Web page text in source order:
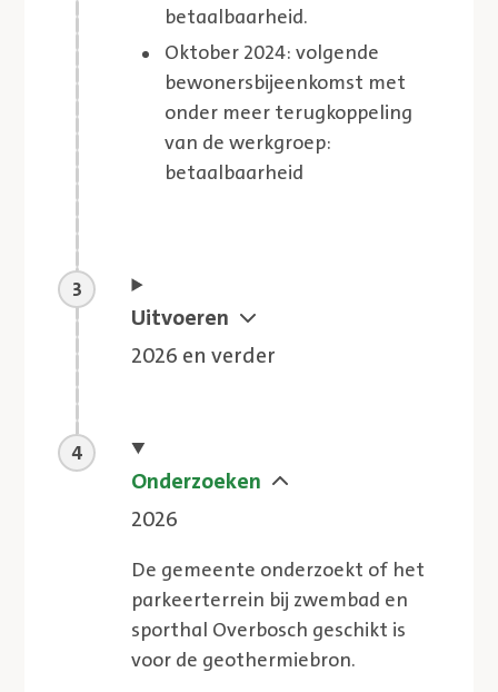
betaalbaarheid.
Oktober 2024: volgende
bewonersbijeenkomst met
onder meer terugkoppeling
van de werkgroep:
betaalbaarheid
Aankomende stap
Uitvoeren
2026 en verder
Huidige stap
Onderzoeken
2026
De gemeente onderzoekt of het
parkeerterrein bij zwembad en
sporthal Overbosch geschikt is
voor de geothermiebron.